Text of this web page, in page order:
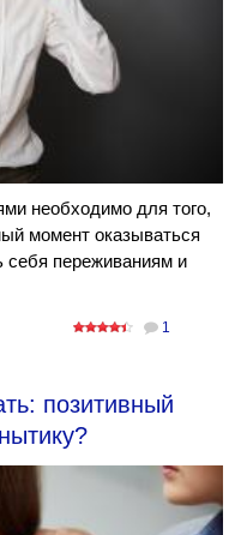
необходимо для того,
момент оказываться
себя переживаниям и
1
позитивный